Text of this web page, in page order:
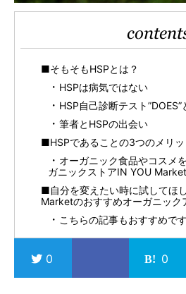
■そもそもHSPとは？
HSPは病気ではない
HSP自己診断テスト
筆者とHSPの出会い
■HSPであることの3つのメリッ
オーガニック食品やコスメ
ガニックストアIN YOU Market
■自分を変えたい時に試してほ
Marketのおすすめオーガニック
こちらの記事もおすすめです
0 0